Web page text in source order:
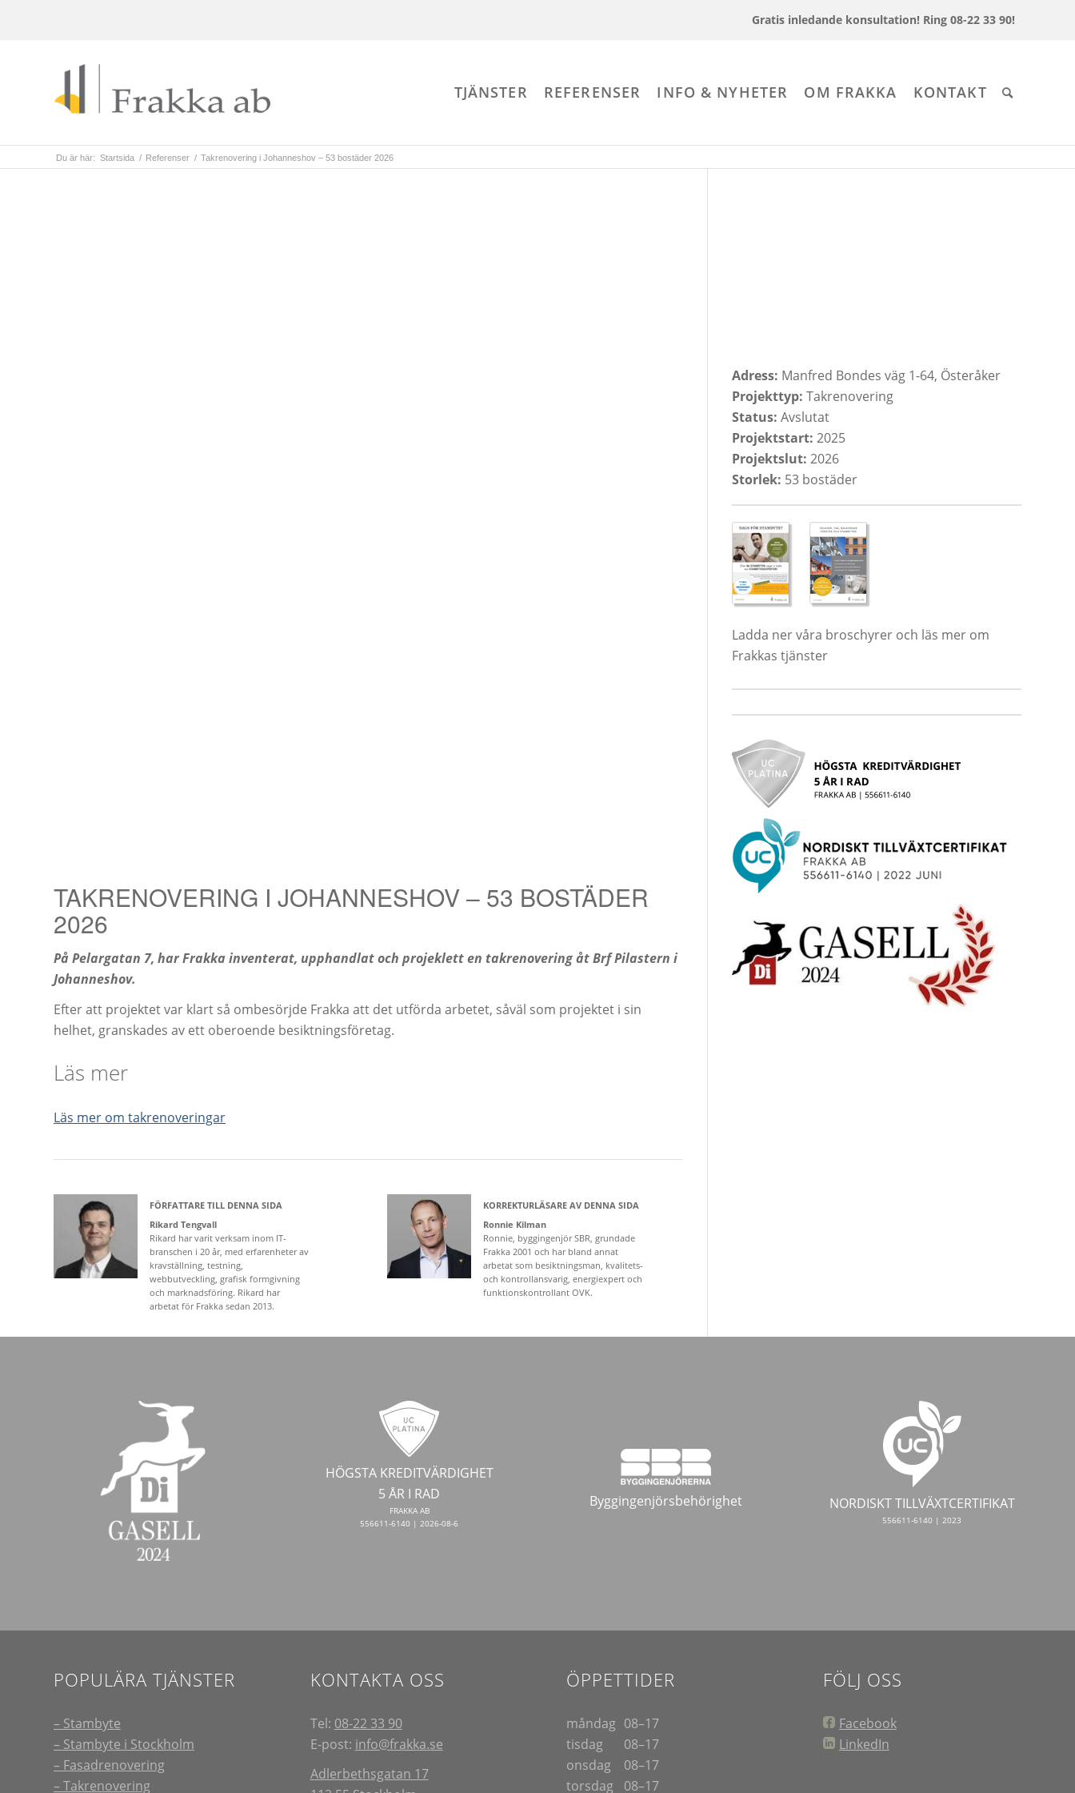
Gratis inledande konsultation! Ring 08-22 33 90!
TJÄNSTER REFERENSER INFO & NYHETER OM FRAKKA KONTAKT
Du är här: Startsida / Referenser / Takrenovering i Johanneshov – 53 bostäder 2026
TAKRENOVERING I JOHANNESHOV – 53 BOSTÄDER
2026
På Pelargatan 7, har Frakka inventerat, upphandlat och projeklett en takrenovering åt Brf Pilastern i
Johanneshov.
Efter att projektet var klart så ombesörjde Frakka att det utförda arbetet, såväl som projektet i sin
helhet, granskades av ett oberoende besiktningsföretag.
Läs mer
Läs mer om takrenoveringar
FÖRFATTARE TILL DENNA SIDA
Rikard Tengvall
Rikard har varit verksam inom IT-
branschen i 20 år, med erfarenheter av
kravställning, testning,
webbutveckling, grafisk formgivning
och marknadsföring. Rikard har
arbetat för Frakka sedan 2013.
KORREKTURLÄSARE AV DENNA SIDA
Ronnie Kilman
Ronnie, byggingenjör SBR, grundade
Frakka 2001 och har bland annat
arbetat som besiktningsman, kvalitets-
och kontrollansvarig, energiexpert och
funktionskontrollant OVK.
Adress: Manfred Bondes väg 1-64, Österåker
Projekttyp: Takrenovering
Status: Avslutat
Projektstart: 2025
Projektslut: 2026
Storlek: 53 bostäder
Ladda ner våra broschyrer och läs mer om
Frakkas tjänster
HÖGSTA KREDITVÄRDIGHET
5 ÅR I RAD
FRAKKA AB
556611-6140 | 2026-08-6
Byggingenjörsbehörighet NORDISKT TILLVÄXTCERTIFIKAT
556611-6140 | 2023
POPULÄRA TJÄNSTER
– Stambyte
– Stambyte i Stockholm
– Fasadrenovering
– Takrenovering
KONTAKTA OSS
Tel: 08-22 33 90
E-post: info@frakka.se
Adlerbethsgatan 17
ÖPPETTIDER
måndag
tisdag
onsdag
torsdag
08–17
08–17
08–17
08–17
FÖLJ OSS
Facebook
LinkedIn